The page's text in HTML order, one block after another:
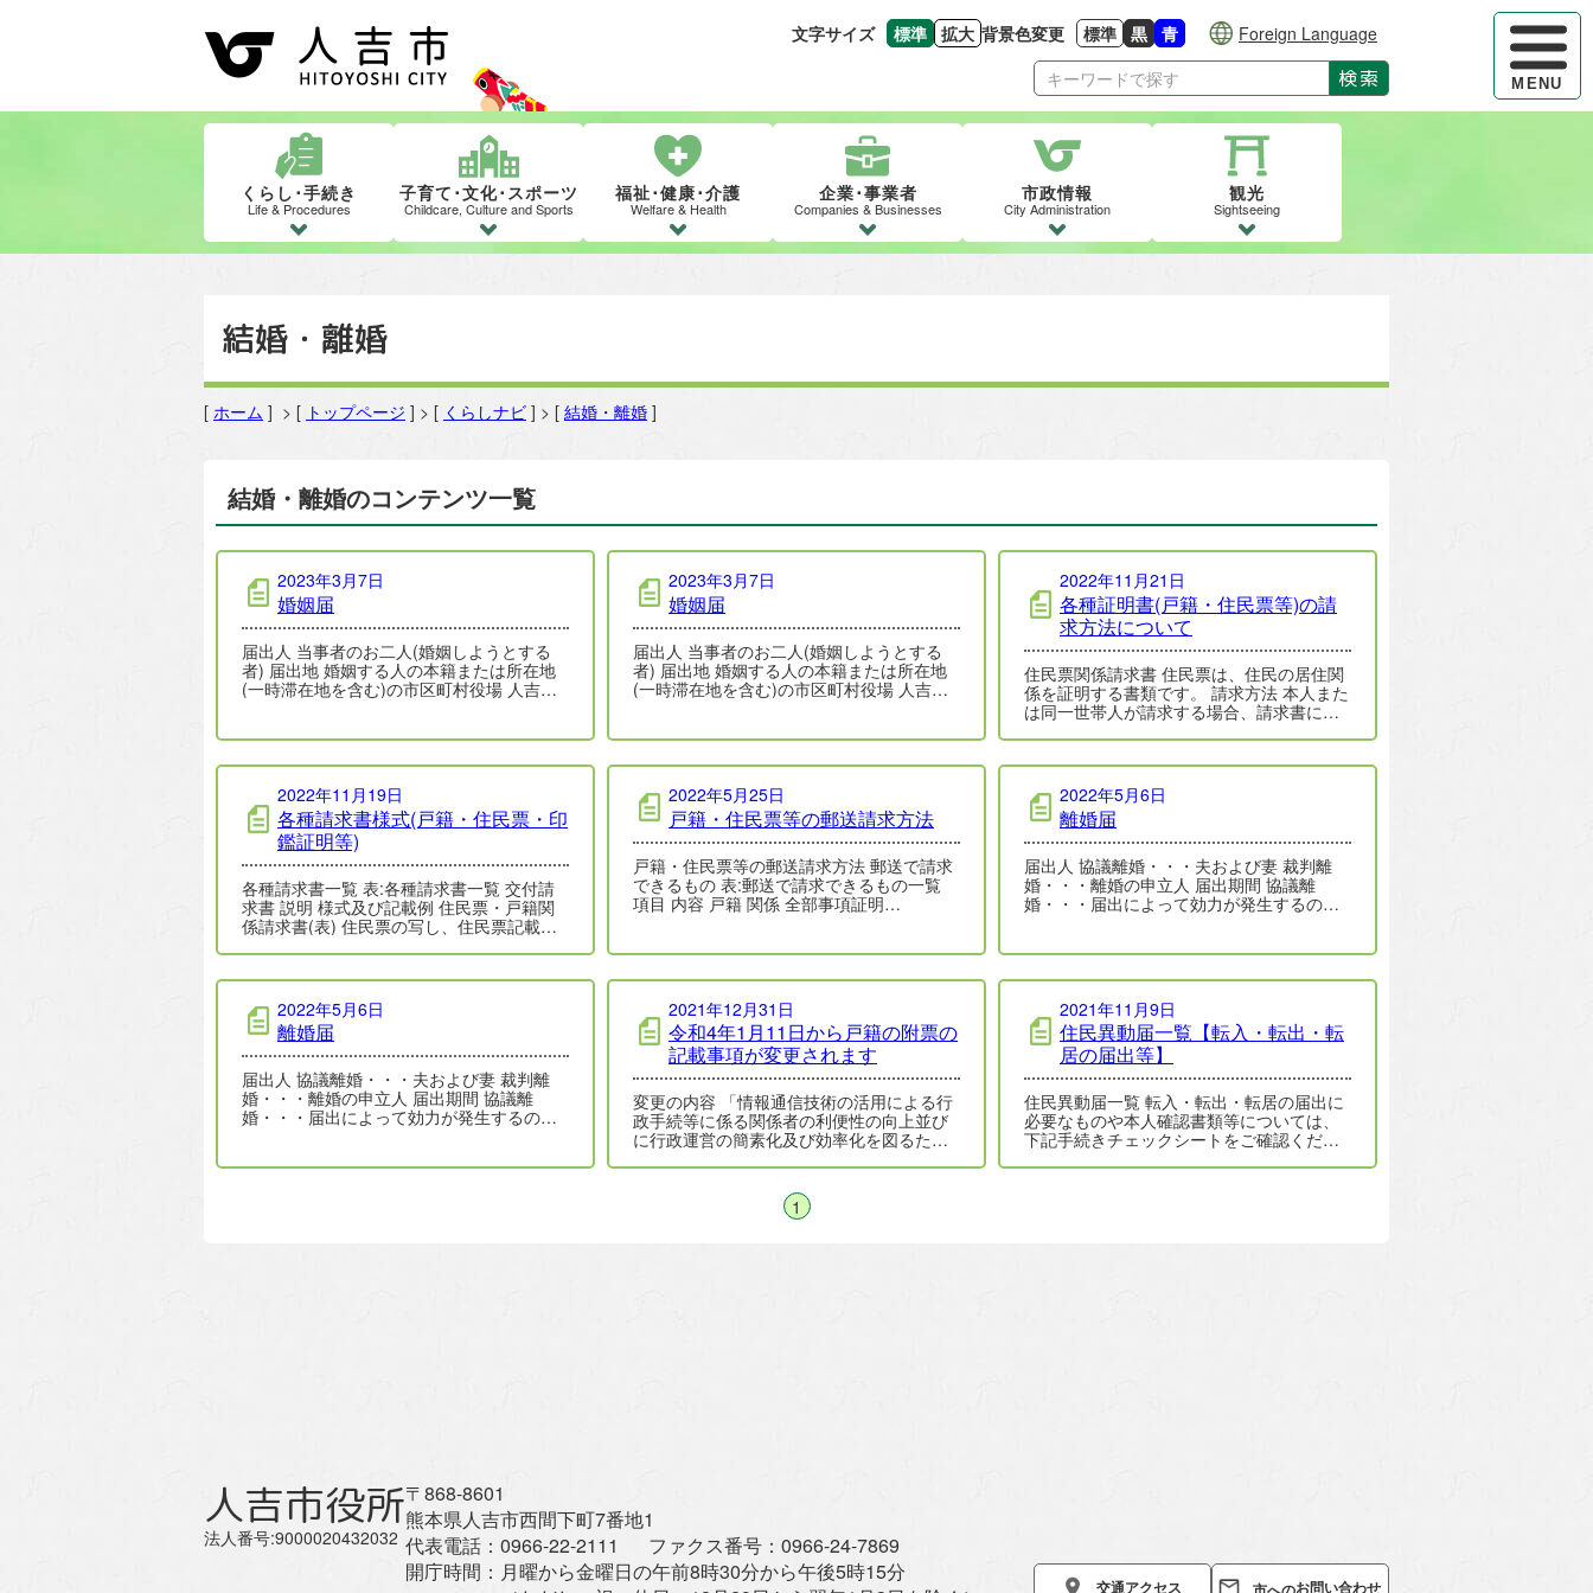
ハンバー
MENU
文字サイズ 標準
文字の大きさをもとの大きさに戻す
拡大
文字を大きくする
背景色変更 標準
背景色の変更：白
黒
背景色の変更：黒
青
背景色の変更：青
Foreign Language
検索
くらし･手続き
Life & Procedures
子育て･文化･スポーツ
Childcare, Culture and Sports
福祉･健康･介護
Welfare & Health
企業･事業者
Companies & Businesses
市政情報
City Administration
観光
Sightseeing
結婚・離婚
[ ホーム ] > [ トップページ ] > [ くらしナビ ] > [ 結婚・離婚 ]
結婚・離婚のコンテンツ一覧
2023年3月7日
婚姻届
届出人 当事者のお二人(婚姻しようとする
者) 届出地 婚姻する人の本籍または所在地
(一時滞在地を含む)の市区町村役場 人吉市
2023年3月7日
婚姻届
届出人 当事者のお二人(婚姻しようとする
者) 届出地 婚姻する人の本籍または所在地
(一時滞在地を含む)の市区町村役場 人吉市
2022年11月21日
各種証明書(戸籍・住民票等)の請
求方法について
住民票関係請求書 住民票は、住民の居住関
係を証明する書類です。 請求方法 本人また
は同一世帯人が請求する場合、請求書に窓
2022年11月19日
各種請求書様式(戸籍・住民票・印
鑑証明等)
各種請求書一覧 表:各種請求書一覧 交付請
求書 説明 様式及び記載例 住民票・戸籍関
係請求書(表) 住民票の写し、住民票記載事
2022年5月25日
戸籍・住民票等の郵送請求方法
戸籍・住民票等の郵送請求方法 郵送で請求
できるもの 表:郵送で請求できるもの一覧
項目 内容 戸籍 関係 全部事項証明…
2022年5月6日
離婚届
届出人 協議離婚・・・夫および妻 裁判離
婚・・・離婚の申立人 届出期間 協議離
婚・・・届出によって効力が発生するの
2022年5月6日
離婚届
届出人 協議離婚・・・夫および妻 裁判離
婚・・・離婚の申立人 届出期間 協議離
婚・・・届出によって効力が発生するの
2021年12月31日
令和4年1月11日から戸籍の附票の
記載事項が変更されます
変更の内容 「情報通信技術の活用による行
政手続等に係る関係者の利便性の向上並び
に行政運営の簡素化及び効率化を図るため
2021年11月9日
住民異動届一覧【転入・転出・転
居の届出等】
住民異動届一覧 転入・転出・転居の届出に
必要なものや本人確認書類等については、
下記手続きチェックシートをご確認くださ
1
人吉市役所
法人番号:9000020432032
〒868-8601
熊本県人吉市西間下町7番地1
代表電話： 0966-22-2111 ファクス番号： 0966-24-7869
開庁時間： 月曜から金曜日の午前8時30分から午後5時15分
交通アクセス 市へのお問い合わせ